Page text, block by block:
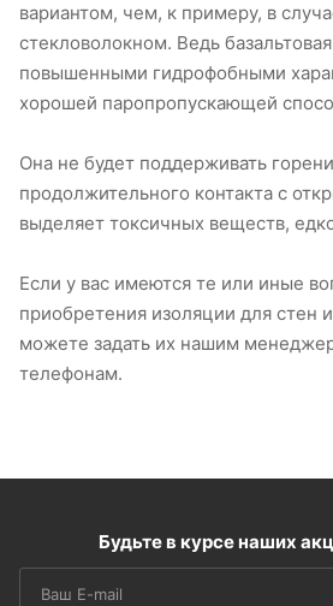
вариантом, чем, к примеру, в
стекловолокном. Ведь
повышенными гидрофобными
хорошей паропропускающей
Она не будет поддерживать
продолжительного контакта с
выделяет токсичных веществ,
Если у вас имеются те или иные
приобретения изоляции для стен
можете задать их нашим
телефонам.
Будьте в курсе наших